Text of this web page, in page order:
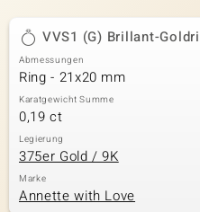
VVS1 (G) Brillant-
Abmessungen
Ring - 21x20 mm
Karatgewicht Summe
0,19 ct
Legierung
375er Gold / 9K
Marke
Annette with Love